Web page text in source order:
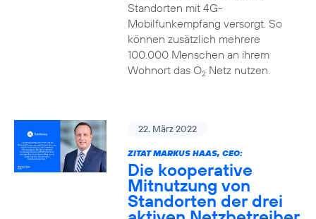
Standorten mit 4G-
Mobilfunkempfang versorgt. So
können zusätzlich mehrere
100.000 Menschen an ihrem
Wohnort das O2Netz nutzen.
22. März 2022
ZITAT MARKUS HAAS, CEO:
Die kooperative
Mitnutzung von
Standorten der drei